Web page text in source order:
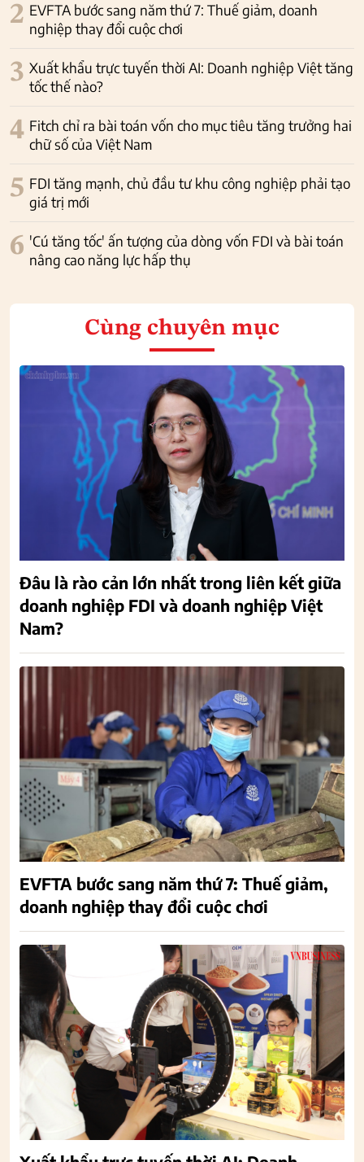
2 EVFTA bước sang năm thứ 7: Thuế giảm, doanh
nghiệp thay đổi cuộc chơi
3 Xuất khẩu trực tuyến thời AI: Doanh nghiệp Việt tăng
tốc thế nào?
4 Fitch chỉ ra bài toán vốn cho mục tiêu tăng trưởng hai
chữ số của Việt Nam
5 FDI tăng mạnh, chủ đầu tư khu công nghiệp phải tạo
giá trị mới
6 'Cú tăng tốc' ấn tượng của dòng vốn FDI và bài toán
nâng cao năng lực hấp thụ
Cùng chuyên mục
Đâu là rào cản lớn nhất trong liên kết giữa
doanh nghiệp FDI và doanh nghiệp Việt
Nam?
EVFTA bước sang năm thứ 7: Thuế giảm,
doanh nghiệp thay đổi cuộc chơi